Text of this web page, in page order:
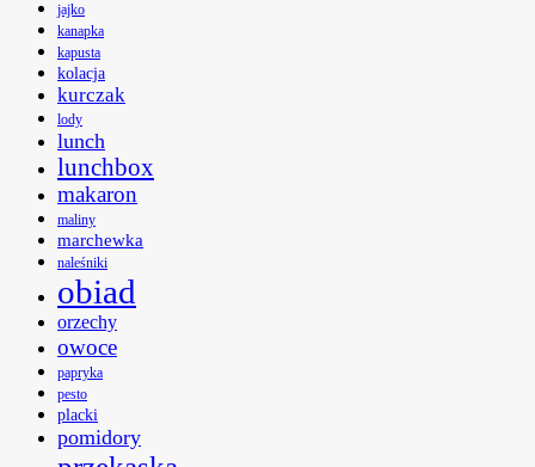
jajko
kanapka
kapusta
kolacja
kurczak
lody
lunch
lunchbox
makaron
maliny
marchewka
naleśniki
obiad
orzechy
owoce
papryka
pesto
placki
pomidory